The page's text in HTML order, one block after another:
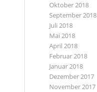
Oktober 2018
September 2018
Juli 2018
Mai 2018
April 2018
Februar 2018
Januar 2018
Dezember 2017
November 2017